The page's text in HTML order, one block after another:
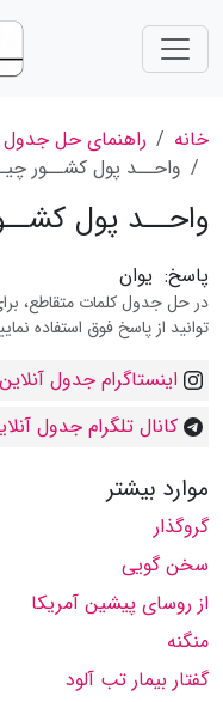
خانه راهنمای حل جدول
واحــد پول کشــور
واحــد پول
پاسخ: یوان
در حل جدول کلمات متقاطع،
توانید از پاسخ فوق استفاده
اینستاگرام جدول آنلاین
کانال تلگرام جدول
موارد بیشتر
گروگذار
سخن گویی
از روسای پیشین آمریکا
منگنه
گفتار بیمار تب آلود